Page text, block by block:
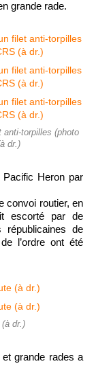
grande rade.
torpilles (photo
dr.)
Heron par
convoi routier, en
escorté par de
républicaines de
l’ordre ont été
dr.)
grande rades a